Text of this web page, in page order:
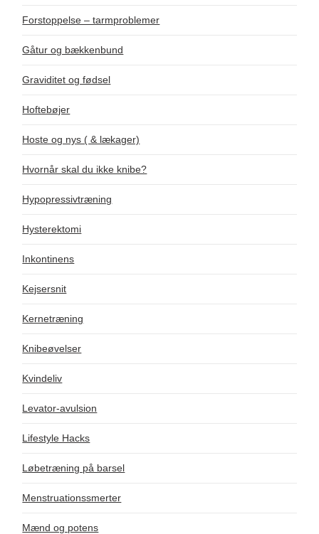
Forstoppelse – tarmproblemer
Gåtur og bækkenbund
Graviditet og fødsel
Hoftebøjer
Hoste og nys ( & lækager)
Hvornår skal du ikke knibe?
Hypopressivtræning
Hysterektomi
Inkontinens
Kejsersnit
Kernetræning
Knibeøvelser
Kvindeliv
Levator-avulsion
Lifestyle Hacks
Løbetræning på barsel
Menstruationssmerter
Mænd og potens